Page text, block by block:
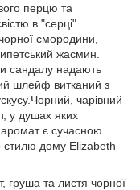
перцю та
в "серці"
смородини,
жасмин.
сандалу надають
шлейф витканий з
чарівний
у душах яких
аромат є сучасною
стилю дому Elizabeth
груша та листя чорної